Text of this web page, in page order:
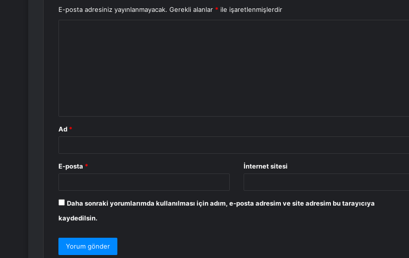
E-posta adresiniz yayınlanmayacak. Gerekli alanlar * ile işaretlenmişlerdir
Ad *
E-posta * İnternet sitesi
Daha sonraki yorumlarımda kullanılması için adım, e-posta adresim ve site adresim bu tarayıcıya
kaydedilsin.